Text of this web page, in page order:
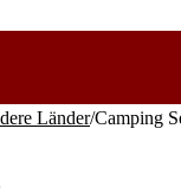
Länder/Camping